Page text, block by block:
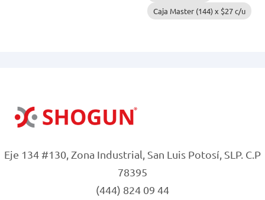
Caja Master (144) x $27c/u
Eje 134 #130, Zona Industrial, San Luis Potosí, SLP. C.P
78395
(444) 824 09 44